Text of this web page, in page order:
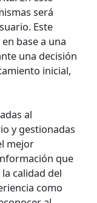
será
Este
base a una
una decisión
inicial,
al
y gestionadas
mejor
que
calidad del
como